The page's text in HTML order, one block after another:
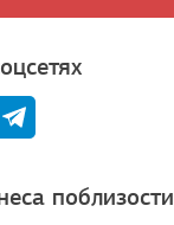
поблизости